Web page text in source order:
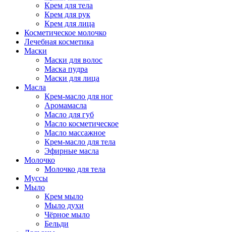
Крем для тела
Крем для рук
Крем для лица
Косметическое молочко
Лечебная косметика
Маски
Маски для волос
Маска пудра
Маски для лица
Масла
Крем-масло для ног
Аромамасла
Масло для губ
Масло косметическое
Масло массажное
Крем-масло для тела
Эфирные масла
Молочко
Молочко для тела
Муссы
Мыло
Крем мыло
Мыло духи
Чёрное мыло
Бельди